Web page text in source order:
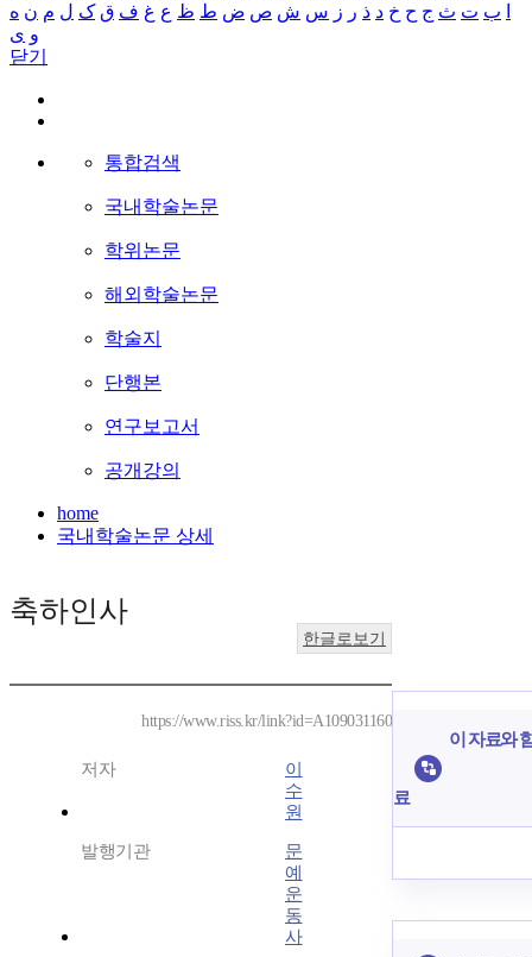
ب ت ث ج ح خ د ذ ر ز س ش ص ض ط ظ ع غ ف ق ک ل م ن ه
و ی
닫기
통합검색
국내학술논문
학위논문
해외학술논문
학술지
단행본
연구보고서
공개강의
home
국내학술논문 상세
축하인사
한글로보기
https://www.riss.kr/link?id=A109031160
저자
이
수
원
발행기관
문
예
운
동
사
이 자료와
료